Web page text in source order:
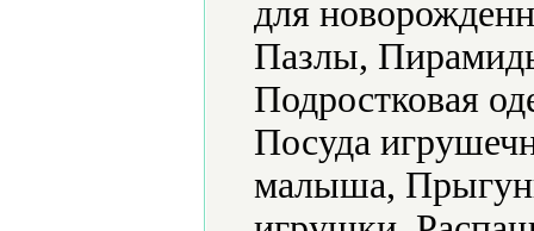
для
Пазлы,
Подростковая
Посуда
малыша,